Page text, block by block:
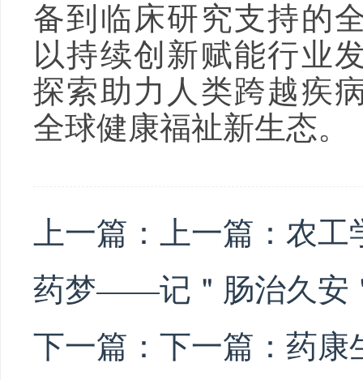
备到临床研究支持的
以持续创新赋能行业
探索助力人类跨越疾
全球健康福祉新生态。
上一篇：上一篇： 农工
药梦——记＂肠治久安
下一篇：下一篇： 药康